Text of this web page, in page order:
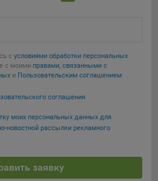
с условиями обработки персональных
с моими правами, связанными с
и Пользовательским соглашением:
соглашения
моих персональных данных для
новостной рассылки рекламного
заявку